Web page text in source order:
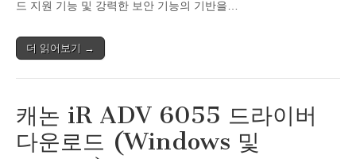
드 지원 기능 및 강력한 보안 기능의 기반을…
더 읽어보기 →
캐논 iR ADV 6055 드라이버
다운로드 (Windows 및